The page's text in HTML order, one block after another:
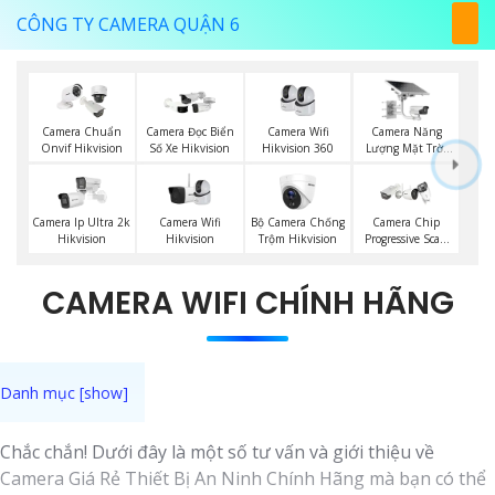
CÔNG TY CAMERA QUẬN 6
Camera Chuẩn
Onvif Hikvision
Camera Đọc Biển
Số Xe Hikvision
Camera Wifi
Hikvision 360
Camera Năng
Lượng Mặt Trời
Camera Ip Ultra 2k
Hikvision
Camera Wifi
Hikvision
Bộ Camera Chống
Trộm Hikvision
Camera Chip
Progressive Scan
CAMERA WIFI CHÍNH HÃNG
Chắc chắn! Dưới đây là một số tư vấn và giới thiệu về
Camera Giá Rẻ Thiết Bị An Ninh Chính Hãng mà bạn có thể